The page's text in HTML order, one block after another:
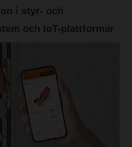
i styr- och
och IoT-plattformar